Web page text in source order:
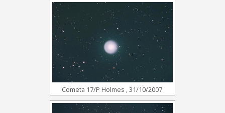
Cometa 17/P Holmes , 31/10/2007